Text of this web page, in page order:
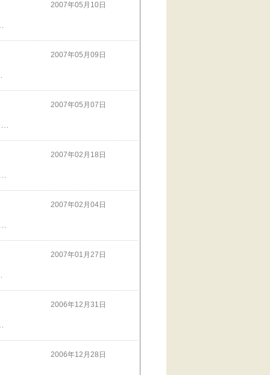
2007年05月10日
2007年05月09日
2007年05月07日
2007年02月18日
2007年02月04日
2007年01月27日
2006年12月31日
2006年12月28日